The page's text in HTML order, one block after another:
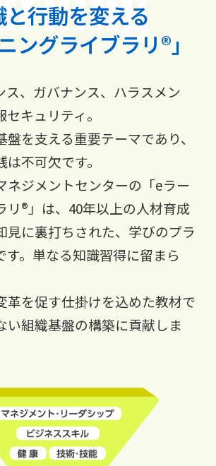
と行動を変える
ングライブラリ®」
ス、ガバナンス、ハラスメン
キュリティ。
盤を支える重要テーマであり、
不可欠です。
ネジメントセンターの「eラー
リ®」は、40年以上の人材育成
に裏打ちされた、 学びのプラ
す。単なる知識習得に留まら
革を促す仕掛けを込めた教材で
い組織基盤の構築に貢献しま